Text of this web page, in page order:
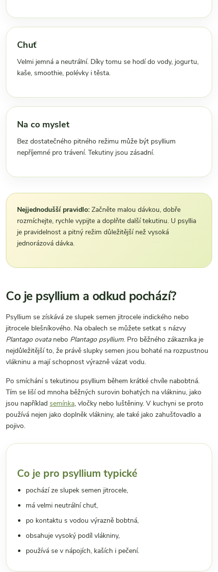
Chuť
Velmi jemná a neutrální. Díky tomu se hodí do vody, jogurtu,
kaše, smoothie, polévky i těsta.
Na co myslet
Bez dostatečného pitného režimu může být psyllium
nepříjemné pro trávení. Tekutiny jsou zásadní.
Nejjednodušší pravidlo: Začněte malou dávkou, dobře
rozmíchejte, rychle vypijte a doplňte další tekutinu. U psyllia
je pravidelnost a pitný režim důležitější než vysoká
jednorázová dávka.
Co je psyllium a odkud pochází?
Psyllium se získává ze slupek semen jitrocele indického nebo
jitrocele blešníkového. Na obalech se můžete setkat s názvy
Plantago ovatanebo Plantago psyllium. Pro běžného zákazníka je
nejdůležitější to, že právě slupky semen jsou bohaté na rozpustnou
vlákninu a mají schopnost výrazně vázat vodu.
Po smíchání s tekutinou psyllium během krátké chvíle nabobtná.
Tím se liší od mnoha běžných surovin bohatých na vlákninu, jako
jsou například semínka, vločky nebo luštěniny. V kuchyni se proto
používá nejen jako doplněk vlákniny, ale také jako zahušťovadlo a
pojivo.
Co je pro psyllium typické
pochází ze slupek semen jitrocele,
má velmi neutrální chuť,
po kontaktu s vodou výrazně bobtná,
obsahuje vysoký podíl vlákniny,
používá se v nápojích, kaších i pečení.